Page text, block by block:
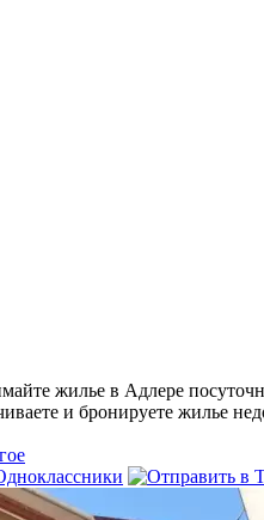
жилье в Адлере
и бронируете жилье